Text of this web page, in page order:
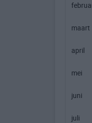
maart
april
mei
juni
juli